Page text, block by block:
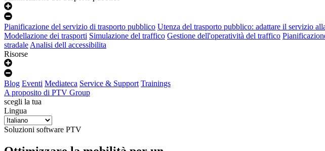
Pianificazione del servizio di trasporto pubblico Utenza del trasporto pubblico: adattare il servizio
Modellazione dei trasporti Simulazione del traffico Gestione dell'operatività del traffico
stradaleAnalisi dell accessibilita
Risorse
Blog Eventi Mediateca Service & Support Trainings
A proposito di PTV Group
scegli la tua
Lingua
Soluzioni software PTV